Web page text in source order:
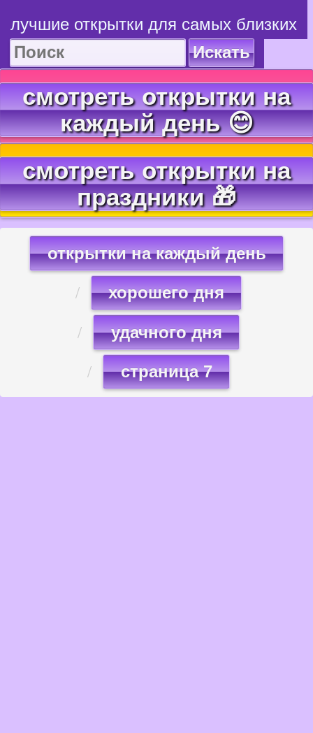
лучшие открытки для самых близких
Искать
смотреть открытки на
каждый день 😊
смотреть открытки на
праздники 🎁
открытки на каждый день
хорошего дня
удачного дня
страница 7